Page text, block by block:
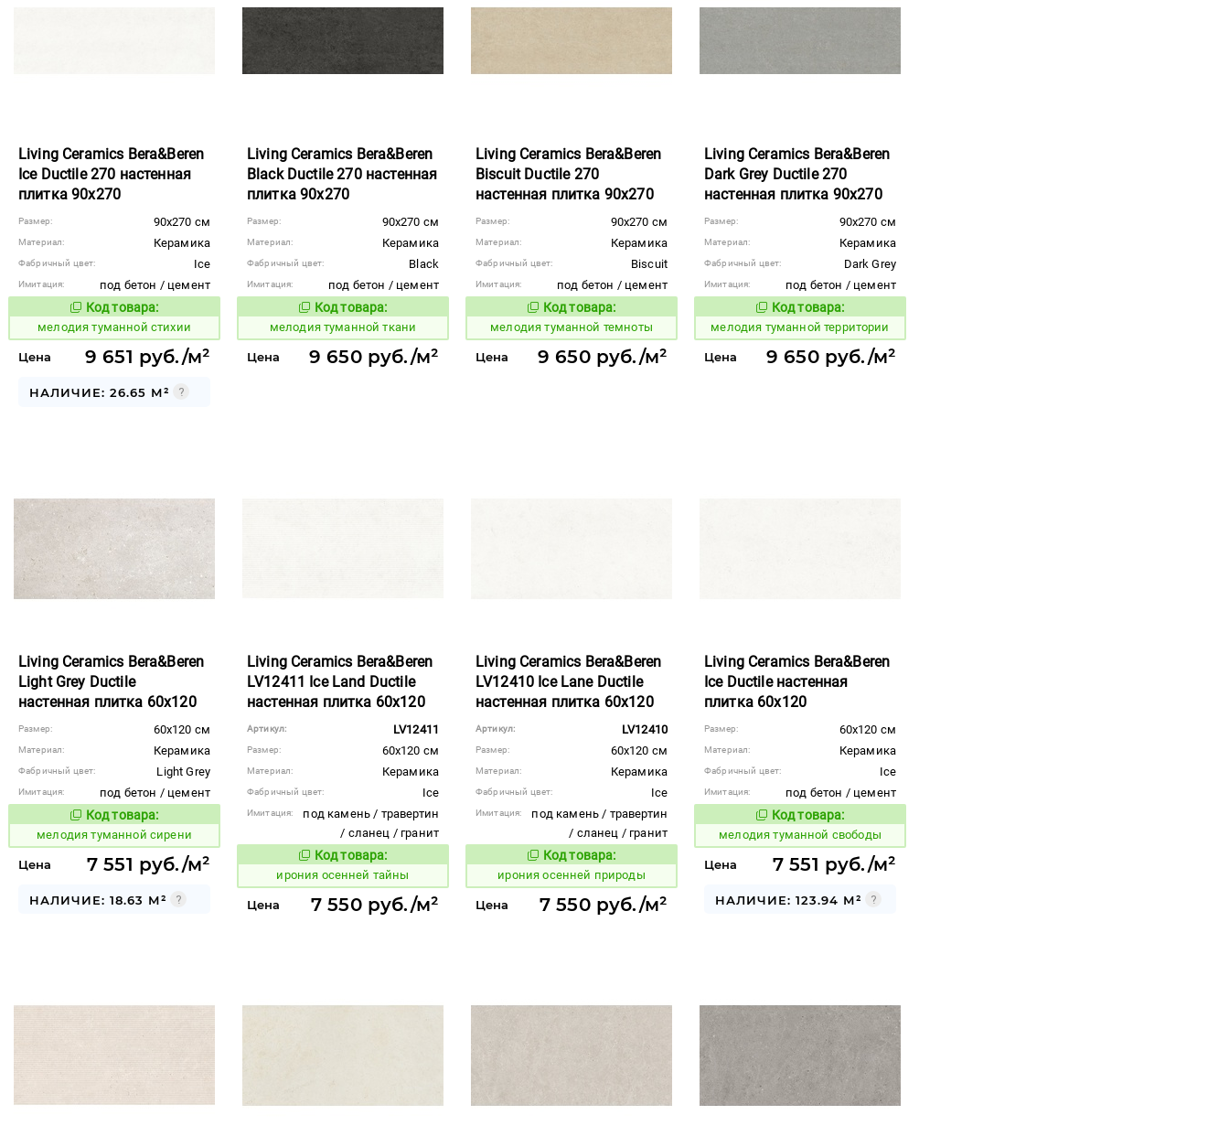
Living Ceramics Bera&Beren
Ice Ductile 270 настенная
плитка 90x270
Размер: 90x270 см
Материал: Керамика
Фабричный цвет: Ice
Имитация:
под бетон / цемент
Код товара:
966348Код товара:
мелодия туманной стихии
Цена 9 651 руб./м²
НАЛИЧИЕ: 26.65 М²
Living Ceramics Bera&Beren
Black Ductile 270 настенная
плитка 90x270
Размер: 90x270 см
Материал: Керамика
Фабричный цвет: Black
Имитация:
под бетон / цемент
Код товара:
966355 Код товара:
мелодия туманной ткани
Цена 9 650 руб./м²
Living Ceramics Bera&Beren
Biscuit Ductile 270
настенная плитка 90x270
Размер: 90x270 см
Материал: Керамика
Фабричный цвет: Biscuit
Имитация:
под бетон / цемент
Код товара:
966352 Код товара:
мелодия туманной темноты
Цена 9 650 руб./м²
Living Ceramics Bera&Beren
Dark Grey Ductile 270
настенная плитка 90x270
Размер: 90x270 см
Материал: Керамика
Фабричный цвет: Dark Grey
Имитация:
под бетон / цемент
Код товара:
966354 Код товара:
мелодия туманной территории
Цена 9 650 руб./м²
Living Ceramics Bera&Beren
Light Grey Ductile
настенная плитка 60x120
Размер: 60x120 см
Материал: Керамика
Фабричный цвет: Light Grey
Имитация:
под бетон / цемент
Код товара:
966339 Код товара:
мелодия туманной сирени
Цена 7 551 руб./м²
НАЛИЧИЕ: 18.63 М²
Living Ceramics Bera&Beren
LV12411 Ice Land Ductile
настенная плитка 60x120
Артикул: LV12411
Размер: 60x120 см
Материал: Керамика
Фабричный цвет: Ice
Имитация:
под камень / травертин
/ сланец / гранит
Код товара:
1102226 Код товара:
ирония осенней тайны
Цена 7 550 руб./м²
Living Ceramics Bera&Beren
LV12410 Ice Lane Ductile
настенная плитка 60x120
Артикул: LV12410
Размер: 60x120 см
Материал: Керамика
Фабричный цвет: Ice
Имитация:
под камень / травертин
/ сланец / гранит
Код товара:
1102225 Код товара:
ирония осенней природы
Цена 7 550 руб./м²
Living Ceramics Bera&Beren
Ice Ductile настенная
плитка 60x120
Размер: 60x120 см
Материал: Керамика
Фабричный цвет: Ice
Имитация:
под бетон / цемент
Код товара:
966335 Код товара:
мелодия туманной свободы
Цена 7 551 руб./м²
НАЛИЧИЕ: 123.94 М²